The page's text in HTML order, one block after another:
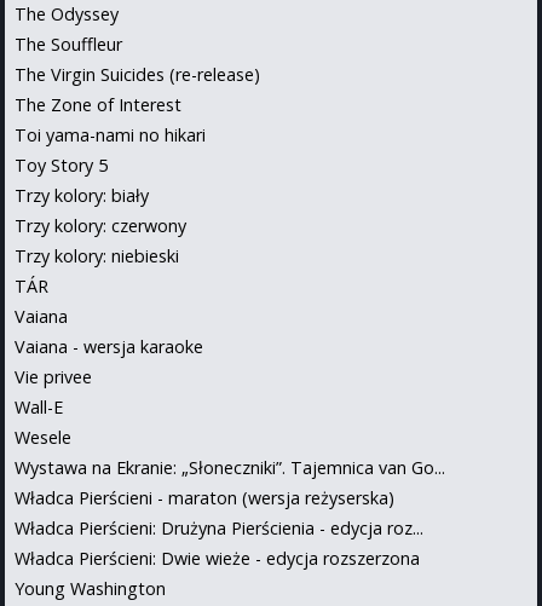
The Odyssey
The Souffleur
The Virgin Suicides (re-release)
The Zone of Interest
Toi yama-nami no hikari
Toy Story 5
Trzy kolory: biały
Trzy kolory: czerwony
Trzy kolory: niebieski
TÁR
Vaiana
Vaiana - wersja karaoke
Vie privee
Wall-E
Wesele
Wystawa na Ekranie: „Słoneczniki”. Tajemnica van Go...
Władca Pierścieni - maraton (wersja reżyserska)
Władca Pierścieni: Drużyna Pierścienia - edycja roz...
Władca Pierścieni: Dwie wieże - edycja rozszerzona
Young Washington